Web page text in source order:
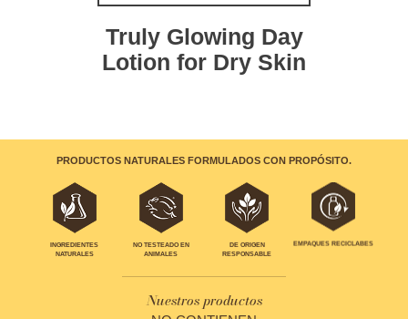
Truly Glowing Day
Lotion for Dry Skin
PRODUCTOS NATURALES FORMULADOS CON PROPÓSITO.
INGREDIENTES
NATURALES
NO TESTEADO EN
ANIMALES
DE ORIGEN
RESPONSABLE
EMPAQUES RECICLABES
Nuestros productos